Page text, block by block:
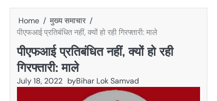
Home
मुख्य समाचार
पीएफआई प्रतिबंधित नहीं, क्यों हो रही गिरफ्तारी: माले
पीएफआई प्रतिबंधित नहीं, क्यों हो रही
गिरफ्तारी: माले
July 18, 2022 byBihar Lok Samvad